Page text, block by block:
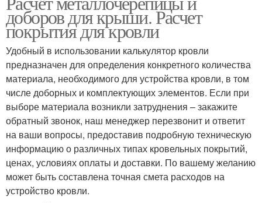
доборов для крыши. Расчет
покрытия для кровли
Удобный в использовании калькулятор кровли
предназначен для определения конкретного количества
материала, необходимого для устройства кровли, в том
числе доборных и комплектующих элементов. Если при
выборе материала возникли затруднения – закажите
обратный звонок, наш менеджер перезвонит и ответит
на ваши вопросы, предоставив подробную техническую
информацию о различных типах кровельных покрытий,
ценах, условиях оплаты и доставки. По вашему желанию
может быть составлена точная смета расходов на
устройство кровли.